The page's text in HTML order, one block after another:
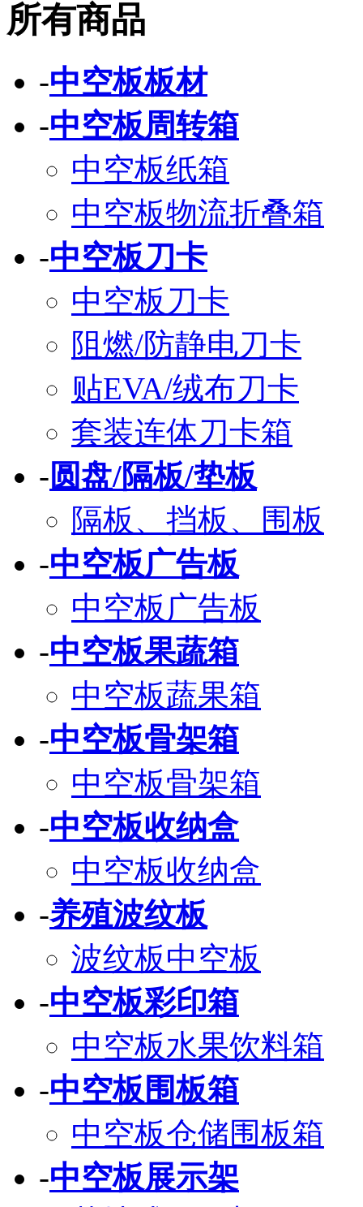
所有商品
-中空板板材
-中空板周转箱
中空板纸箱
中空板物流折叠箱
-中空板刀卡
中空板刀卡
阻燃/防静电刀卡
贴EVA/绒布刀卡
套装连体刀卡箱
-圆盘/隔板/垫板
隔板、挡板、围板
-中空板广告板
中空板广告板
-中空板果蔬箱
中空板蔬果箱
-中空板骨架箱
中空板骨架箱
-中空板收纳盒
中空板收纳盒
-养殖波纹板
波纹板中空板
-中空板彩印箱
中空板水果饮料箱
-中空板围板箱
中空板仓储围板箱
-中空板展示架